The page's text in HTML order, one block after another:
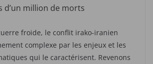
d’un million de morts
froide, le conflit irako-iranien
complexe par les enjeux et les
qui le caractérisent. Revenons